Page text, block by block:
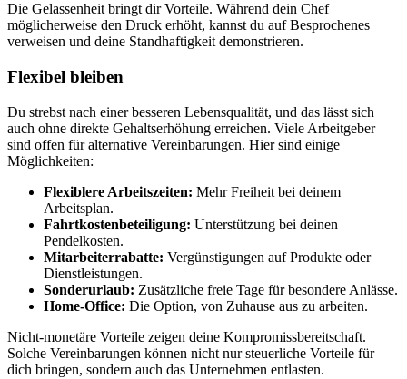
Die Gelassenheit bringt dir Vorteile. Während dein Chef
möglicherweise den Druck erhöht, kannst du auf Besprochenes
verweisen und deine Standhaftigkeit demonstrieren.
Flexibel bleiben
Du strebst nach einer besseren Lebensqualität, und das lässt sich
auch ohne direkte Gehaltserhöhung erreichen. Viele Arbeitgeber
sind offen für alternative Vereinbarungen. Hier sind einige
Möglichkeiten:
Flexiblere Arbeitszeiten: Mehr Freiheit bei deinem
Arbeitsplan.
Fahrtkostenbeteiligung: Unterstützung bei deinen
Pendelkosten.
Mitarbeiterrabatte: Vergünstigungen auf Produkte oder
Dienstleistungen.
Sonderurlaub: Zusätzliche freie Tage für besondere Anlässe.
Home-Office: Die Option, von Zuhause aus zu arbeiten.
Nicht-monetäre Vorteile zeigen deine Kompromissbereitschaft.
Solche Vereinbarungen können nicht nur steuerliche Vorteile für
dich bringen, sondern auch das Unternehmen entlasten.